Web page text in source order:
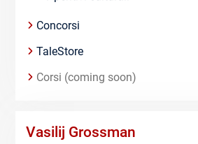
Concorsi
TaleStore
Corsi (coming soon)
Vasilij Grossman